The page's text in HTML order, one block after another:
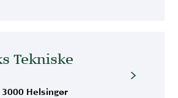
Tekniske
Helsingør